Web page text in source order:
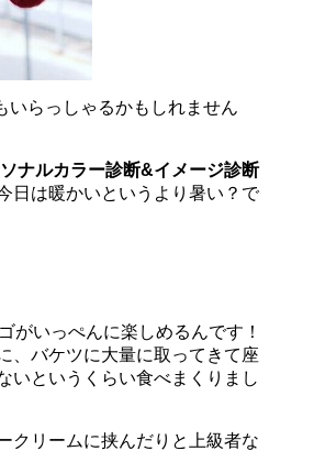
いらっしゃるかもしれません
ナルカラー診断&イメージ診断
日は暖かいというより暑い？で
がいっぺんに楽しめるんです！
、バケツに大量に取ってきて座
いというくらい食べまくりまし
クリームに挟んだりと上級者な